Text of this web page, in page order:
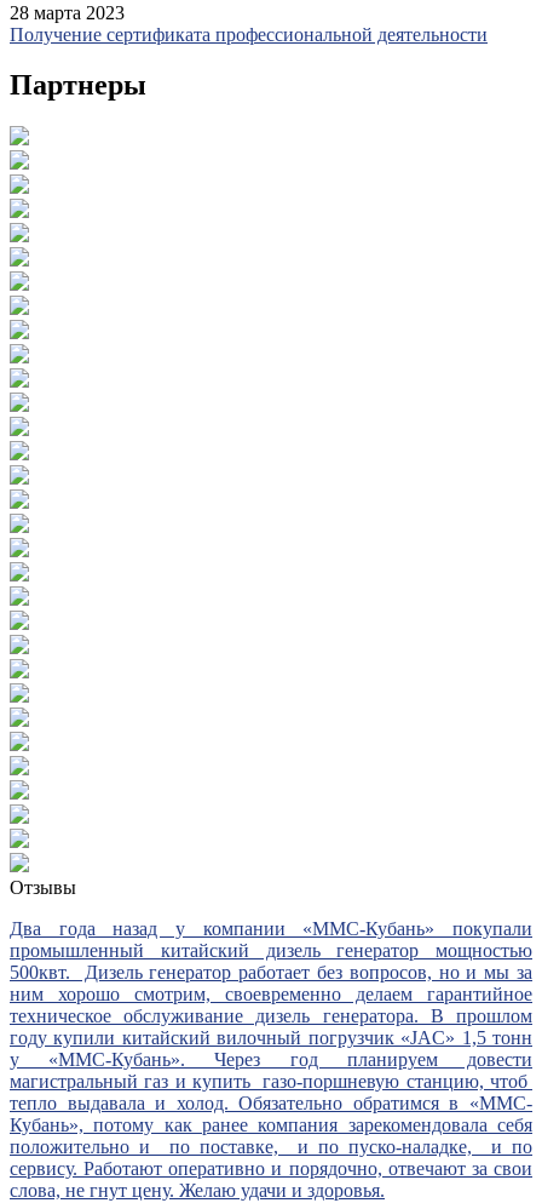
28 марта 2023
Получение сертификата профессиональной деятельности
Партнеры
Отзывы
Два года назад у компании «ММС-Кубань» покупали
промышленный китайский дизель генератор мощностью
500квт. Дизель генератор работает без вопросов, но и мы за
ним хорошо смотрим, своевременно делаем гарантийное
техническое обслуживание дизель генератора. В прошлом
году купили китайский вилочный погрузчик «JAC» 1,5 тонн
у «ММС-Кубань». Через год планируем довести
магистральный газ и купить газо-поршневую станцию, чтоб
тепло выдавала и холод. Обязательно обратимся в «ММС-
Кубань», потому как ранее компания зарекомендовала себя
положительно и по поставке, и по пуско-наладке, и по
сервису. Работают оперативно и порядочно, отвечают за свои
слова, не гнут цену. Желаю удачи и здоровья.